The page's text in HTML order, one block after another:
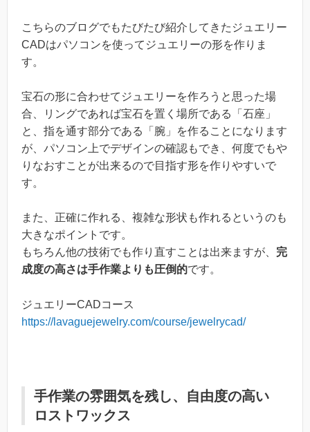
こちらのブログでもたびたび紹介してきたジュエリー
CADはパソコンを使ってジュエリーの形を作りま
す。
宝石の形に合わせてジュエリーを作ろうと思った場
合、リングであれば宝石を置く場所である「石座」
と、指を通す部分である「腕」を作ることになります
が、パソコン上でデザインの確認もでき、何度でもや
りなおすことが出来るので目指す形を作りやすいで
す。
また、正確に作れる、複雑な形状も作れるというのも
大きなポイントです。
もちろん他の技術でも作り直すことは出来ますが、 完
成度の高さは手作業よりも圧倒的です。
ジュエリーCADコース
https://lavaguejewelry.com/course/jewelrycad/
手作業の雰囲気を残し、自由度の高い
ロストワックス